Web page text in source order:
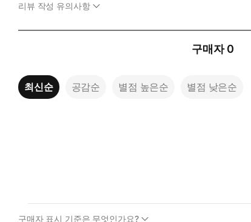
리뷰 작성 유의사항
구매자 0
최신순 공감순 별점 높은순 별점 낮은순
구매자 표시 기준은 무엇인가요?